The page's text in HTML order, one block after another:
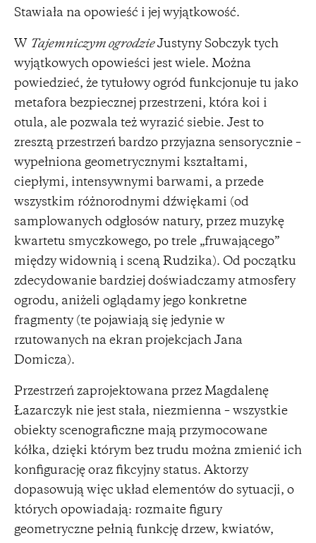
Stawiała na opowieść i jej wyjątkowość.
W Tajemniczym ogrodzieJustyny Sobczyk tych
wyjątkowych opowieści jest wiele. Można
powiedzieć, że tytułowy ogród funkcjonuje tu jako
metafora bezpiecznej przestrzeni, która koi i
otula, ale pozwala też wyrazić siebie. Jest to
zresztą przestrzeń bardzo przyjazna sensorycznie –
wypełniona geometrycznymi kształtami,
ciepłymi, intensywnymi barwami, a przede
wszystkim różnorodnymi dźwiękami (od
samplowanych odgłosów natury, przez muzykę
kwartetu smyczkowego, po trele „fruwającego”
między widownią i sceną Rudzika). Od początku
zdecydowanie bardziej doświadczamy atmosfery
ogrodu, aniżeli oglądamy jego konkretne
fragmenty (te pojawiają się jedynie w
rzutowanych na ekran projekcjach Jana
Domicza).
Przestrzeń zaprojektowana przez Magdalenę
Łazarczyk nie jest stała, niezmienna – wszystkie
obiekty scenograficzne mają przymocowane
kółka, dzięki którym bez trudu można zmienić ich
konfigurację oraz fikcyjny status. Aktorzy
dopasowują więc układ elementów do sytuacji, o
których opowiadają: rozmaite figury
geometryczne pełnią funkcję drzew, kwiatów,